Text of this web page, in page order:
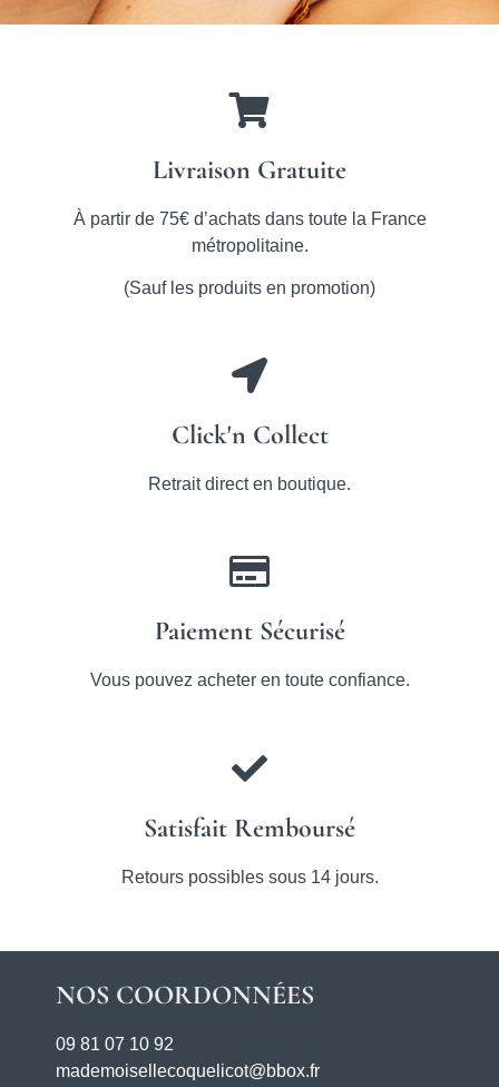
Livraison Gratuite
À partir de 75€ d’achats dans toute la France
métropolitaine.
(Sauf les produits en promotion)
Click'n Collect
Retrait direct en boutique.
Paiement Sécurisé
Vous pouvez acheter en toute confiance.
Satisfait Remboursé
Retours possibles sous 14 jours.
NOS COORDONNÉES
09 81 07 10 92
mademoisellecoquelicot@bbox.fr